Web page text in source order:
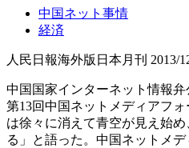
中国ネット事情
経済
人民日報海外版日本月刊 2013/
中国国家インターネット情報弁
第13回中国ネットメディアフ
は徐々に消えて青空が見え始
る」と語った。中国ネットメ